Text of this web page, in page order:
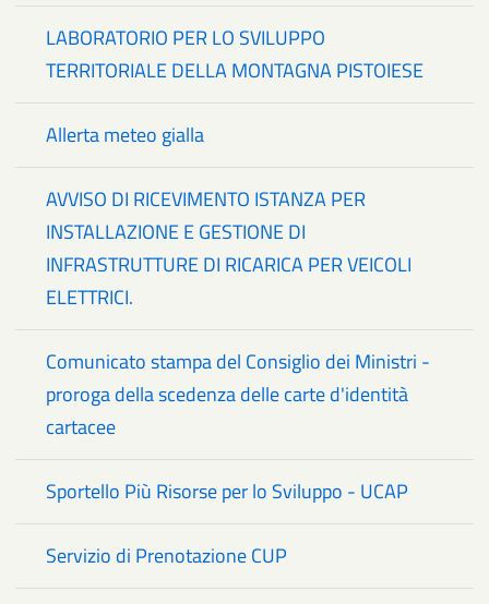
LABORATORIO PER LO SVILUPPO
TERRITORIALE DELLA MONTAGNA PISTOIESE
Allerta meteo gialla
AVVISO DI RICEVIMENTO ISTANZA PER
INSTALLAZIONE E GESTIONE DI
INFRASTRUTTURE DI RICARICA PER VEICOLI
ELETTRICI.
Comunicato stampa del Consiglio dei Ministri -
proroga della scedenza delle carte d'identità
cartacee
Sportello Più Risorse per lo Sviluppo - UCAP
Servizio di Prenotazione CUP